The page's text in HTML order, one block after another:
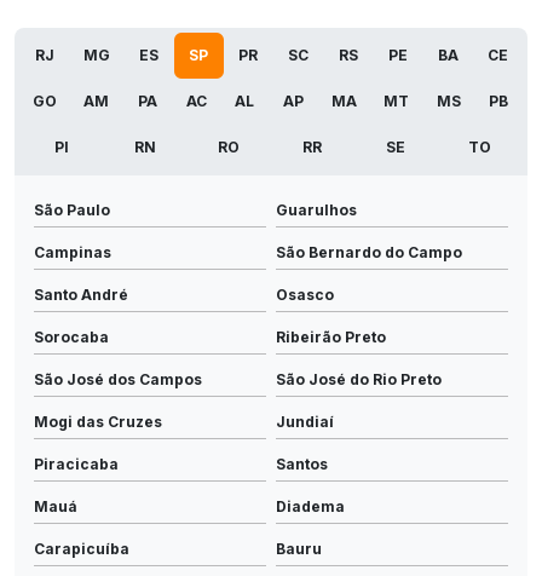
RJ MG ES SP PR SC RS PE BA CE
GO AM PA AC AL AP MA MT MS PB
PI RN RO RR SE TO
São Paulo Guarulhos
Campinas São Bernardo do Campo
Santo André Osasco
Sorocaba Ribeirão Preto
São José dos Campos São José do Rio Preto
Mogi das Cruzes Jundiaí
Piracicaba Santos
Mauá Diadema
Carapicuíba Bauru